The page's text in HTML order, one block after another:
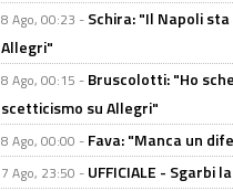
8 Ago, 00:23 - Schira: "Il Napoli
Allegri"
8 Ago, 00:15 - Bruscolotti: "Ho
scetticismo su Allegri"
8 Ago, 00:00 - Fava: "Manca un
7 Ago, 23:50 - UFFICIALE -